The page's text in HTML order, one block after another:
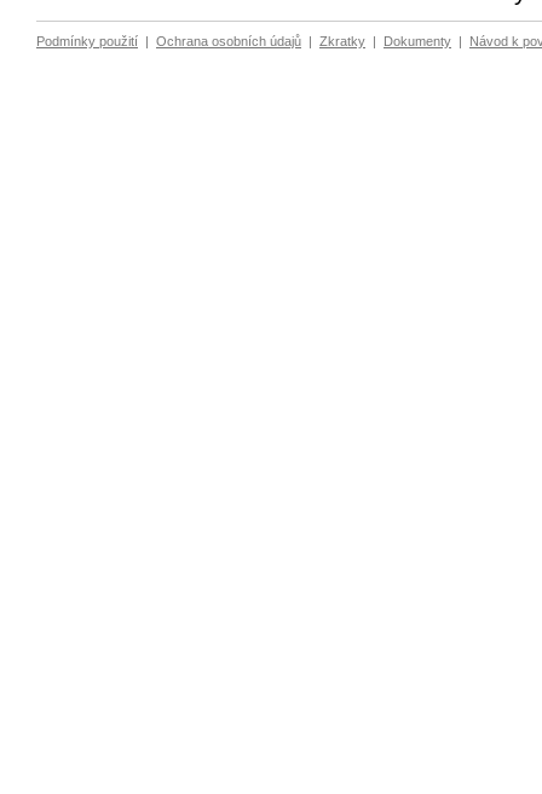
Podmínky použití | Ochrana osobních údajů | Zkratky | Dokumenty | Návod k